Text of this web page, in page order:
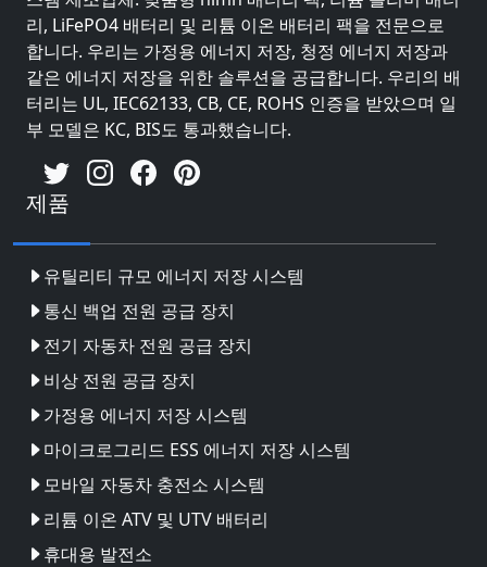
리, LiFePO4 배터리 및 리튬 이온 배터리 팩을 전문으로
합니다. 우리는 가정용 에너지 저장, 청정 에너지 저장과
같은 에너지 저장을 위한 솔루션을 공급합니다. 우리의 배
터리는 UL, IEC62133, CB, CE, ROHS 인증을 받았으며 일
부 모델은 KC, BIS도 통과했습니다.
제품
유틸리티 규모 에너지 저장 시스템
통신 백업 전원 공급 장치
전기 자동차 전원 공급 장치
비상 전원 공급 장치
가정용 에너지 저장 시스템
마이크로그리드 ESS 에너지 저장 시스템
모바일 자동차 충전소 시스템
리튬 이온 ATV 및 UTV 배터리
휴대용 발전소